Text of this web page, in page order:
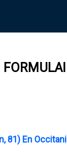
81) En